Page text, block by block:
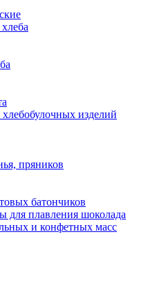
изделий
пряников
батончиков
для плавления шоколада
и конфетных масс